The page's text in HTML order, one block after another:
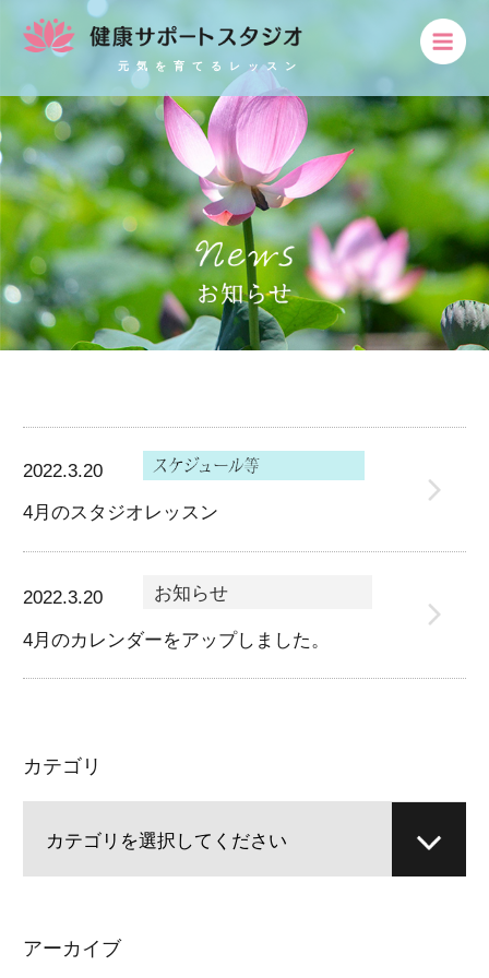
元気を育てるレッスン
2022.3.20
4月のスタジオレッスン
2022.3.20 お知らせ
4月のカレンダーをアップしました。
カテゴリ
アーカイブ